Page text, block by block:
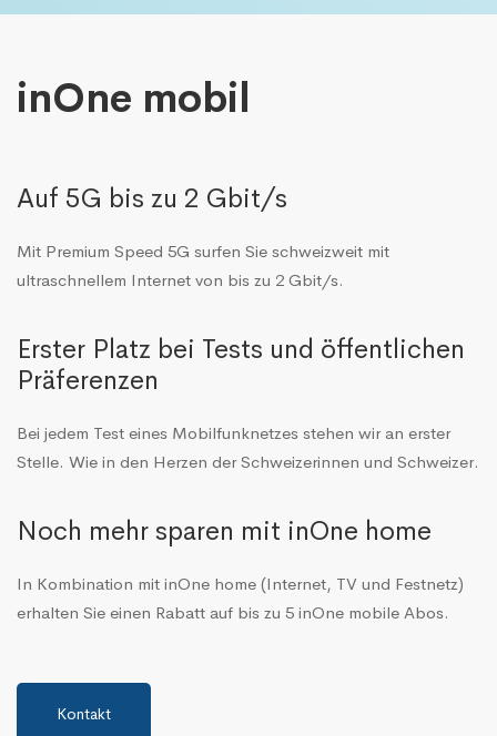
inOne mobil
Auf 5G bis zu 2 Gbit/s
Mit Premium Speed 5G surfen Sie schweizweit mit
ultraschnellem Internet von bis zu 2 Gbit/s.
Erster Platz bei Tests und öffentlichen
Präferenzen
Bei jedem Test eines Mobilfunknetzes stehen wir an erster
Stelle. Wie in den Herzen der Schweizerinnen und Schweizer.
Noch mehr sparen mit inOne home
In Kombination mit inOne home (Internet, TV und Festnetz)
erhalten Sie einen Rabatt auf bis zu 5 inOne mobile Abos.
Kontakt